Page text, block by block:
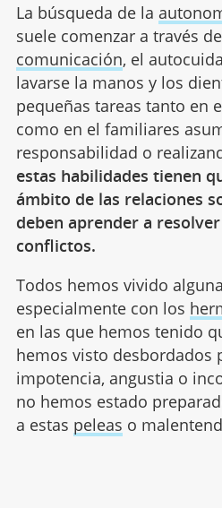
La búsqueda de la
suele comenzar a través
comunicación, el
lavarse la manos y los
pequeñas tareas tanto en
como en el familiares
responsabilidad o
estas habilidades tienen
ámbito de las relaciones
deben aprender a
conflictos.
Todos hemos vivido
especialmente con los
en las que hemos tenido
hemos visto desbordados
impotencia, angustia o
no hemos estado
a estas peleas o